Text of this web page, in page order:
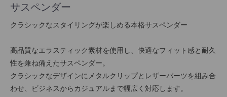
サスペンダー
クラシックなスタイリングが楽しめる本格サスペンダー
高品質なエラスティック素材を使用し、快適なフィット感と耐久
性を兼ね備えたサスペンダー。
クラシックなデザインにメタルクリップとレザーパーツを組み合
わせ、ビジネスからカジュアルまで幅広く対応します。